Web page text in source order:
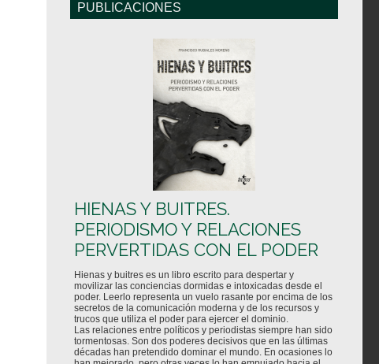
PUBLICACIONES
HIENAS Y BUITRES.
PERIODISMO Y RELACIONES
PERVERTIDAS CON EL PODER
Hienas y buitres es un libro escrito para despertar y
movilizar las conciencias dormidas e intoxicadas desde el
poder. Leerlo representa un vuelo rasante por encima de los
secretos de la comunicación moderna y de los recursos y
trucos que utiliza el poder para ejercer el dominio.
Las relaciones entre políticos y periodistas siempre han sido
tormentosas. Son dos poderes decisivos que en las últimas
décadas han pretendido dominar el mundo. En ocasiones lo